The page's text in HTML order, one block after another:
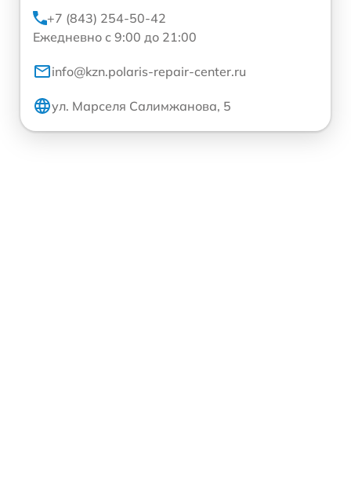
+7 (843) 254-50-42
Ежедневно с 9:00 до 21:00
info@kzn.polaris-repair-center.ru
ул. Марселя Салимжанова, 5